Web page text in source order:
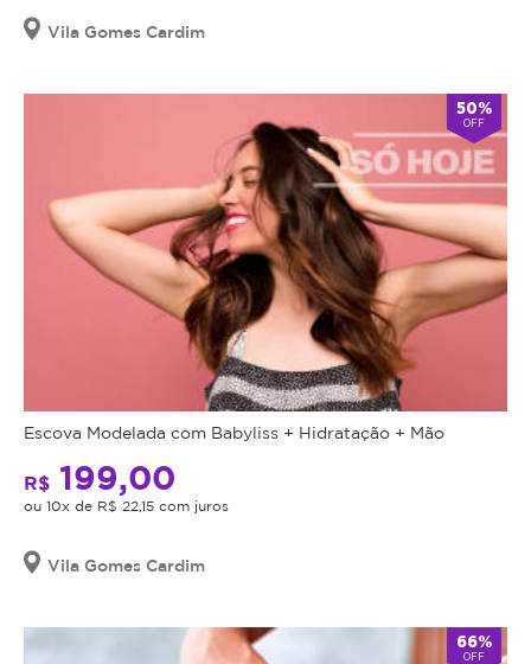
Vila Gomes Cardim
50%
OFF
Escova Modelada com Babyliss + Hidratação + Mão
R$ 199,00
ou 10x de R$ 22,15 com juros
Vila Gomes Cardim
66%
OFF